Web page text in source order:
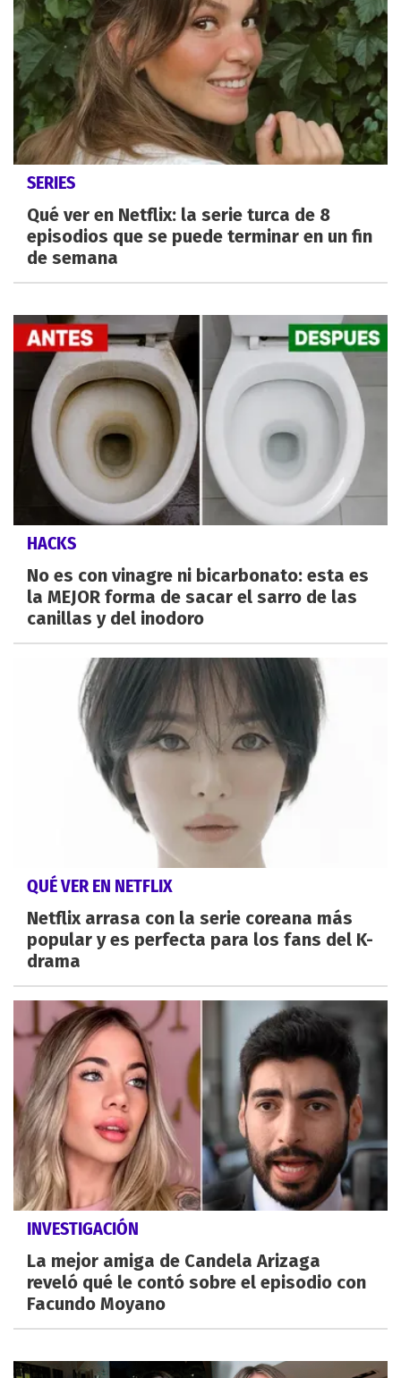
SERIES
Qué ver en Netflix: la serie turca de 8
episodios que se puede terminar en un fin
de semana
HACKS
No es con vinagre ni bicarbonato: esta es
la MEJOR forma de sacar el sarro de las
canillas y del inodoro
QUÉ VER EN NETFLIX
Netflix arrasa con la serie coreana más
popular y es perfecta para los fans del K-
drama
INVESTIGACIÓN
La mejor amiga de Candela Arizaga
reveló qué le contó sobre el episodio con
Facundo Moyano